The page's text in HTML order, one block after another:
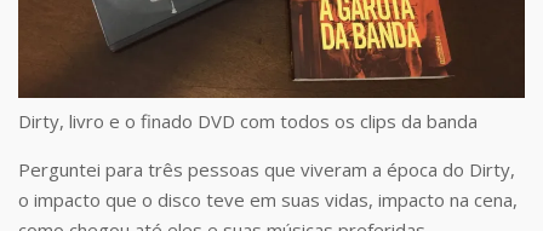
Dirty, livro e o finado DVD com todos os clips da banda
Perguntei para três pessoas que viveram a época do Dirty,
o impacto que o disco teve em suas vidas, impacto na cena,